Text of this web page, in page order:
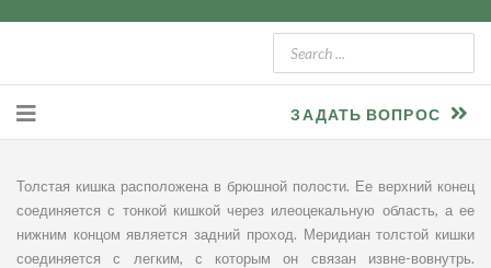
ЗАДАТЬ ВОПРОС
Толстая кишка расположена в брюшной полости. Ее верхний конец
соединяется с тонкой кишкой через илеоцекальную область, а ее
нижним концом является задний проход. Меридиан толстой кишки
соединяется с легким, с которым он связан извне-вовнутрь.